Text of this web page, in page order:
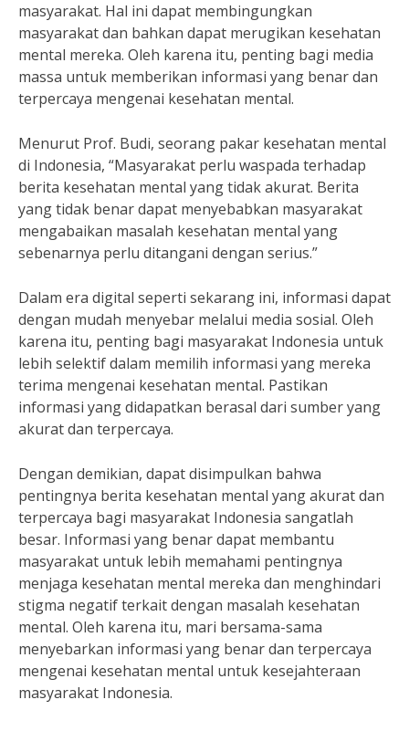
masyarakat. Hal ini dapat membingungkan
masyarakat dan bahkan dapat merugikan kesehatan
mental mereka. Oleh karena itu, penting bagi media
massa untuk memberikan informasi yang benar dan
terpercaya mengenai kesehatan mental.
Menurut Prof. Budi, seorang pakar kesehatan mental
di Indonesia, “Masyarakat perlu waspada terhadap
berita kesehatan mental yang tidak akurat. Berita
yang tidak benar dapat menyebabkan masyarakat
mengabaikan masalah kesehatan mental yang
sebenarnya perlu ditangani dengan serius.”
Dalam era digital seperti sekarang ini, informasi dapat
dengan mudah menyebar melalui media sosial. Oleh
karena itu, penting bagi masyarakat Indonesia untuk
lebih selektif dalam memilih informasi yang mereka
terima mengenai kesehatan mental. Pastikan
informasi yang didapatkan berasal dari sumber yang
akurat dan terpercaya.
Dengan demikian, dapat disimpulkan bahwa
pentingnya berita kesehatan mental yang akurat dan
terpercaya bagi masyarakat Indonesia sangatlah
besar. Informasi yang benar dapat membantu
masyarakat untuk lebih memahami pentingnya
menjaga kesehatan mental mereka dan menghindari
stigma negatif terkait dengan masalah kesehatan
mental. Oleh karena itu, mari bersama-sama
menyebarkan informasi yang benar dan terpercaya
mengenai kesehatan mental untuk kesejahteraan
masyarakat Indonesia.